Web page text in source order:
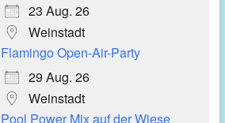
23 Aug. 26
Weinstadt
Flamingo Open-Air-Party
29 Aug. 26
Weinstadt
Pool Power Mix auf der Wiese